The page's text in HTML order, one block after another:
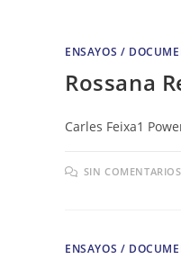
ENSAYOS /
Rossana
Carles Feixa1
SIN COMENTARIOS
ENSAYOS /